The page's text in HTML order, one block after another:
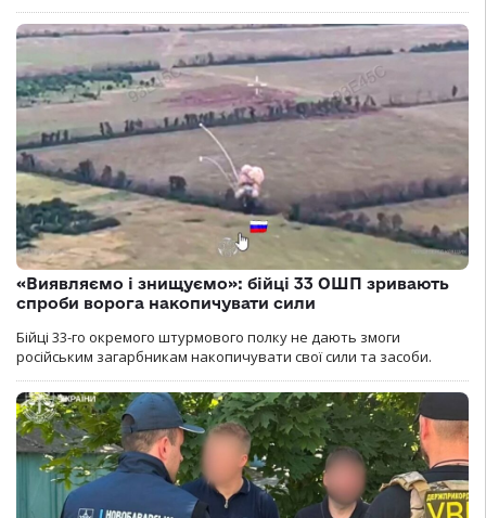
«Виявляємо і знищуємо»: бійці 33 ОШП зривають
спроби ворога накопичувати сили
Бійці 33-го окремого штурмового полку не дають змоги
російським загарбникам накопичувати свої сили та засоби.